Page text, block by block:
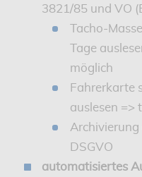
3821/85 und VO
Tacho-
Tage
möglich
Fahrerkarte
auslesen =>
Archivierung
DSGVO
automatisiertes